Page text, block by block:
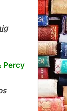
Percy